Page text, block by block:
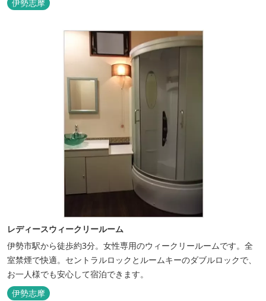
伊勢志摩
レディースウィークリールーム
伊勢市駅から徒歩約3分。女性専用のウィークリールームです。全
室禁煙で快適。セントラルロックとルームキーのダブルロックで、
お一人様でも安心して宿泊できます。
伊勢志摩